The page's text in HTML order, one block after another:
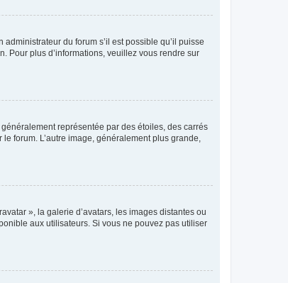
du forum s’il est possible qu’il puisse
Pour plus d’informations, veuillez vous rendre sur
représentée par des étoiles, des carrés
forum. L’autre image, généralement plus grande,
», la galerie d’avatars, les images distantes ou
aux utilisateurs. Si vous ne pouvez pas utiliser